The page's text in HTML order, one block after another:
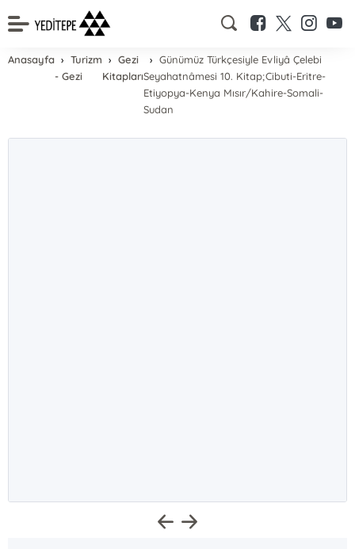
Anasayfa
Turizm
- Gezi
Gezi
Kitapları
Günümüz Türkçesiyle Evliyâ Çelebi
Seyahatnâmesi 10. Kitap;Cibuti-Eritre-
Etiyopya-Kenya Mısır/Kahire-Somali-
Sudan